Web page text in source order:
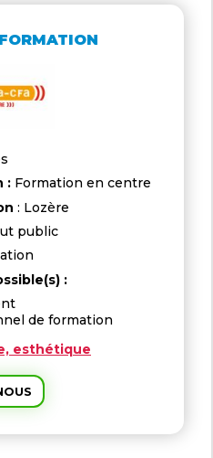
:Formation en centre
: Lozère
public
:
de formation
esthétique